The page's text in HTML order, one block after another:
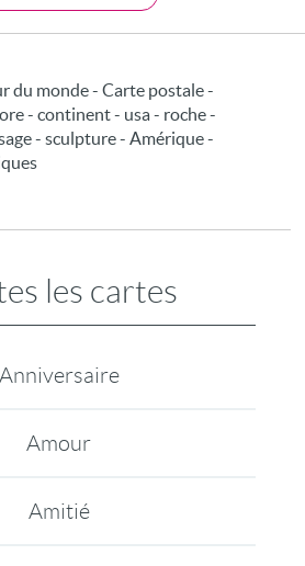
du monde - Carte postale -
- continent - usa - roche -
- sculpture - Amérique -
les cartes
Anniversaire
Amour
Amitié